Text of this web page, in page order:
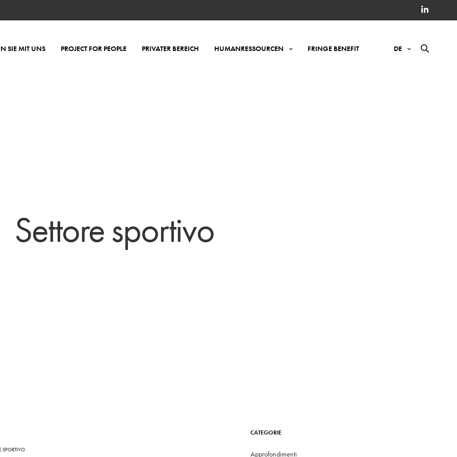
SIE MIT UNS PROJECT FOR PEOPLE PRIVATER BEREICH HUMANRESSOURCEN FRINGE BENEFIT DE
Settore sportivo
SPORTIVO
CATEGORIE
Approfondimenti